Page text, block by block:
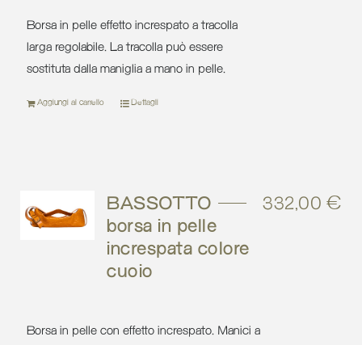
Borsa in pelle effetto increspato a tracolla
larga regolabile. La tracolla può essere
sostituta dalla maniglia a mano in pelle.
Aggiungi al carrello Dettagli
BASSOTTO –
borsa in pelle
increspata colore
cuoio
332,00€
Borsa in pelle con effetto increspato. Manici a